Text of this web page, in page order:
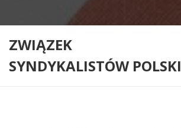
ZWIĄZEK
SYNDYKALISTÓW POLSKI